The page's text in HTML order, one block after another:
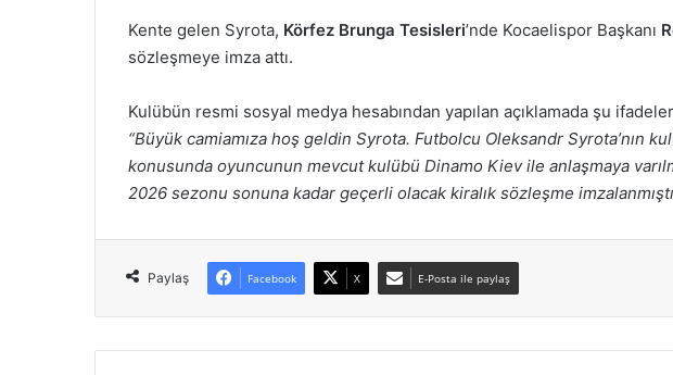
Kente gelen Syrota, Körfez Brunga Tesisleri’nde Kocaelispor Başkanı
sözleşmeye imza attı.
Kulübün resmi sosyal medya hesabından yapılan açıklamada şu
“Büyük camiamıza hoş geldin Syrota. Futbolcu Oleksandr Syrota’nın
konusunda oyuncunun mevcut kulübü Dinamo Kiev ile anlaşmaya
2026 sezonu sonuna kadar geçerli olacak kiralık sözleşme
Paylaş Facebook X E-Posta ile paylaş